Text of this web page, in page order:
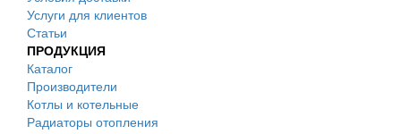
Услуги для клиентов
Статьи
ПРОДУКЦИЯ
Каталог
Производители
Котлы и котельные
Радиаторы отопления